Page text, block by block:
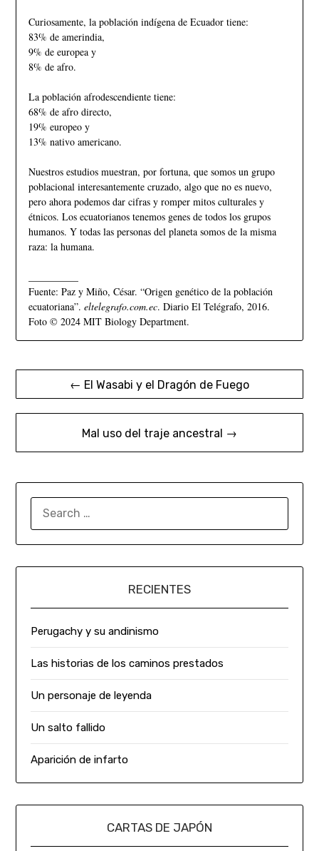
Curiosamente, la población indígena de Ecuador tiene:
83% de amerindia,
9% de europea y
8% de afro.
La población afrodescendiente tiene:
68% de afro directo,
19% europeo y
13% nativo americano.
Nuestros estudios muestran, por fortuna, que somos un grupo
poblacional interesantemente cruzado, algo que no es nuevo,
pero ahora podemos dar cifras y romper mitos culturales y
étnicos. Los ecuatorianos tenemos genes de todos los grupos
humanos. Y todas las personas del planeta somos de la misma
raza: la humana.
Fuente: Paz y Miño, César. “Origen genético de la población
ecuatoriana”. eltelegrafo.com.ec. Diario El Telégrafo, 2016.
Foto © 2024 MIT Biology Department.
← El Wasabi y el Dragón de Fuego
Mal uso del traje ancestral →
RECIENTES
Perugachy y su andinismo
Las historias de los caminos prestados
Un personaje de leyenda
Un salto fallido
Aparición de infarto
CARTAS DE JAPÓN